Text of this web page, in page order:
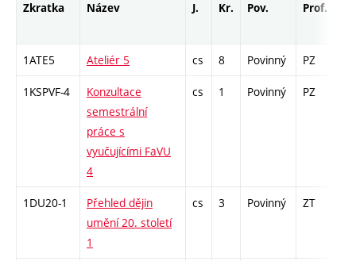
Zkratka Název J. Kr. Pov. Prof.
1ATE5 Ateliér 5 cs 8 Povinný PZ
1KSPVF-4
Konzultace
semestrální
práce s
vyučujícími FaVU
4
cs 1 Povinný PZ
1DU20-1
Přehled dějin
umění 20. století
1
cs 3 Povinný ZT